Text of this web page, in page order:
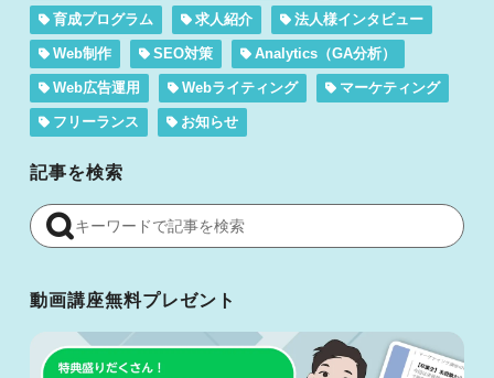
育成プログラム 求人紹介 法人様インタビュー
Web制作 SEO対策 Analytics（GA分析）
Web広告運用 Webライティング マーケティング
フリーランス お知らせ
記事を検索
動画講座無料プレゼント